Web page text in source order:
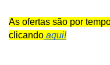
As ofertas são por
clicando aqui!